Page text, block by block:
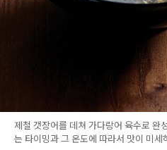
제철 갯장어를 데쳐 가다랑어 육수로 완
는 타이밍과 그 온도에 따라서 맛이 미세